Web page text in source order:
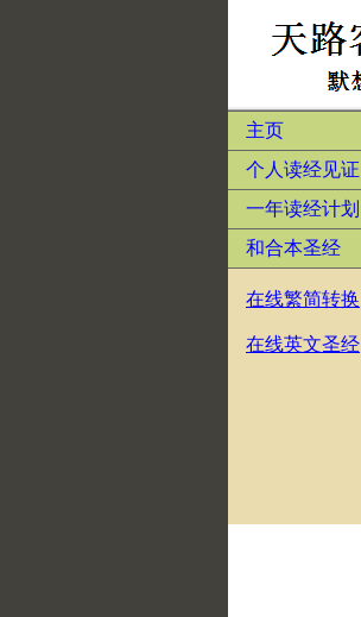
主页
个人读经见证
一年读经计划
和合本圣经
在线繁简转换
在线英文圣经